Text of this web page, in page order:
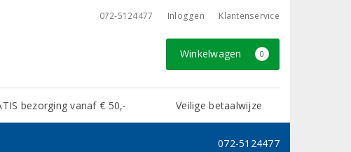
072-5124477 Inloggen Klantenservice
Winkelwagen 0
bezorging vanaf € 50,- Veilige betaalwijze
072-5124477